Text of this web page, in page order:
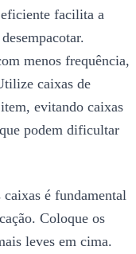
facilita a
menos frequência,
caixas de
evitando caixas
podem dificultar
é fundamental
Coloque os
leves em cima.